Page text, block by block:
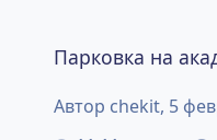
Парковка на
Автор chekit, 5